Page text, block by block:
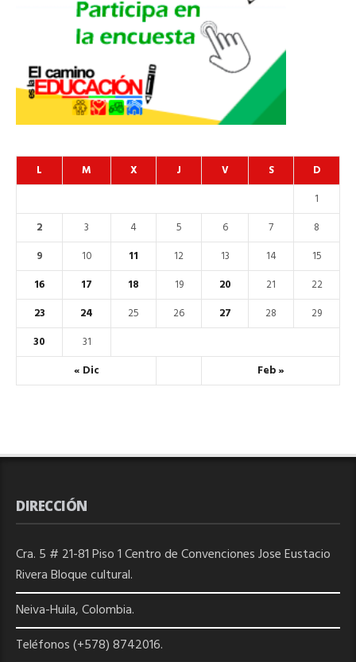
L M X J V S D
« Dic Feb »
1
2
3 4 5 6 7
8
9
10 11 12 13 14
15
16
17 18 19 20 21
22
23
24 25 26 27 28
29
30
31
DIRECCIÓN
Cra. 5 # 21-81 Piso 1 Centro de Convenciones Jose Eustacio
Rivera Bloque cultural.
Neiva-Huila, Colombia.
Teléfonos (+578) 8742016.